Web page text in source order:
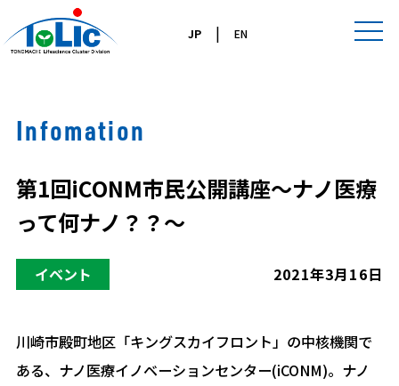
JP| EN
Infomation
第1回iCONM市民公開講座～ナノ医療
って何ナノ？？～
イベント 2021年3月16日
川崎市殿町地区「キングスカイフロント」の中核機関で
ある、ナノ医療イノベーションセンター(iCONM)。ナノ